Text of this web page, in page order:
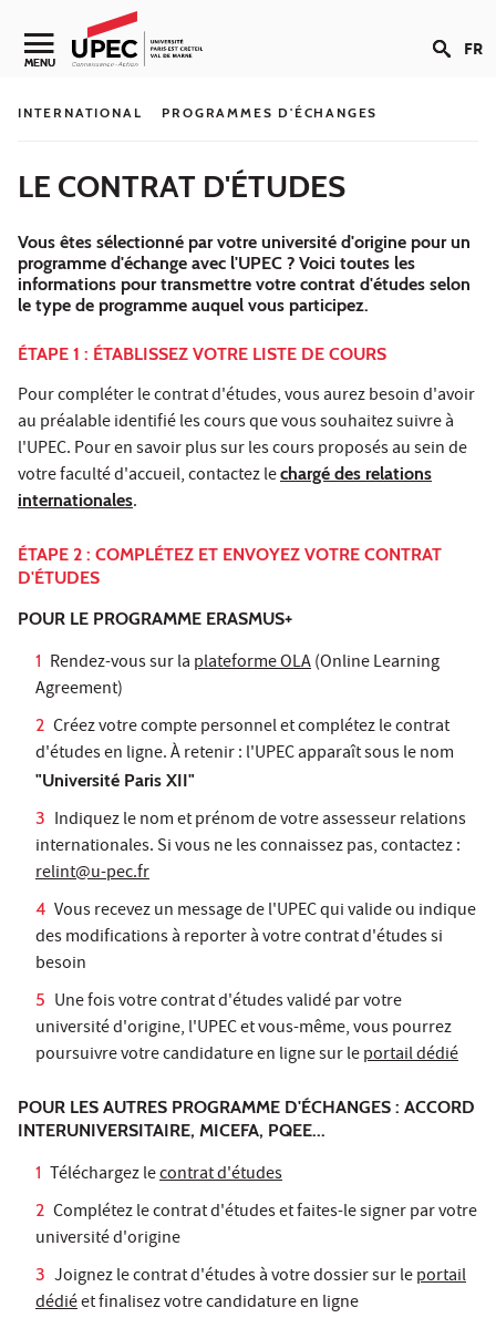
Aller au contenu
Navigation secondaire
MENU FR
INTERNATIONAL PROGRAMMES D'ÉCHANGES
LE CONTRAT D'ÉTUDES
Vous êtes sélectionné par votre université d'origine pour un
programme d'échange avec l'UPEC ? Voici toutes les
informations pour transmettre votre contrat d'études selon
le type de programme auquel vous participez.
ÉTAPE 1 : ÉTABLISSEZ VOTRE LISTE DE COURS
Pour compléter le contrat d'études, vous aurez besoin d'avoir
au préalable identifié les cours que vous souhaitez suivre à
l'UPEC. Pour en savoir plus sur les cours proposés au sein de
votre faculté d'accueil, contactez lechargé des relations
internationales.
ÉTAPE 2 : COMPLÉTEZ ET ENVOYEZ VOTRE CONTRAT
D'ÉTUDES
POUR LE PROGRAMME ERASMUS+
Rendez-vous sur la plateforme OLA(Online Learning
Agreement)
Créez votre compte personnel et complétez le contrat
d'études en ligne. À retenir : l'UPEC apparaît sous le nom
"Université Paris XII"
Indiquez le nom et prénom de votre assesseur relations
internationales. Si vous ne les connaissez pas, contactez :
relint@u-pec.fr
Vous recevez un message de l'UPEC qui valide ou indique
des modifications à reporter à votre contrat d'études si
besoin
Une fois votre contrat d'études validé par votre
université d'origine, l'UPEC et vous-même, vous pourrez
poursuivre votre candidature en ligne sur leportail dédié
POUR LES AUTRES PROGRAMME D'ÉCHANGES : ACCORD
INTERUNIVERSITAIRE, MICEFA, PQEE...
Téléchargez lecontrat d'études
Complétez le contrat d'études et faites-le signer par votre
université d'origine
Joignez le contrat d'études à votre dossier sur leportail
dédiéet finalisez votre candidature en ligne